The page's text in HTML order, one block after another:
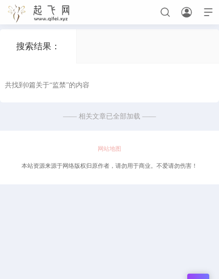



秀人
搜索结果：
共找到0篇关于“监禁”的内容
—— 相关文章已全部加载 ——
网站地图
本站资源来源于网络版权归原作者，请勿用于商业。不爱请勿伤害！